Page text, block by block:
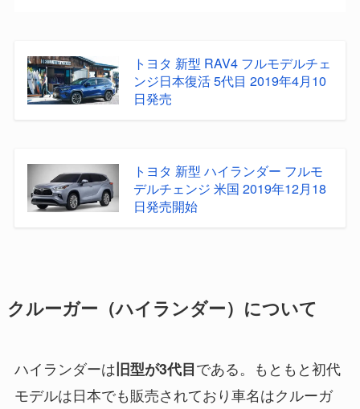
トヨタ 新型 RAV4 フルモデルチェ
ンジ日本復活 5代目 2019年4月10
日発売
トヨタ 新型 ハイランダー フルモ
デルチェンジ 米国 2019年12月18
日発売開始
クルーガー（ハイランダー）について
ハイランダーは旧型が3代目である。もともと初代
モデルは日本でも販売されており車名はクルーガ